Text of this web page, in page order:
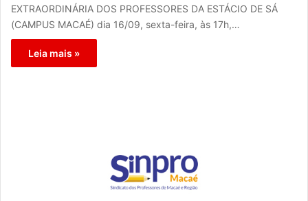
EXTRAORDINÁRIA DOS PROFESSORES DA ESTÁCIO DE SÁ
(CAMPUS MACAÉ) dia 16/09, sexta-feira, às 17h,…
Leia mais »